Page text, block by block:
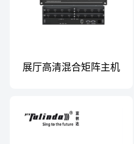
展厅高清混合矩阵主机